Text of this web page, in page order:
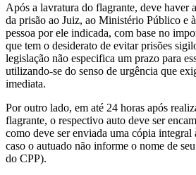
Após a lavratura do flagrante, deve haver
da prisão ao Juiz, ao Ministério Público e
pessoa por ele indicada, com base no
que tem o desiderato de evitar prisões
legislação não especifica um prazo para
utilizando-se do senso de urgência que
imediata.
Por outro lado, em até 24 horas após
flagrante, o respectivo auto deve ser
como deve ser enviada uma cópia
caso o autuado não informe o nome de
do CPP).